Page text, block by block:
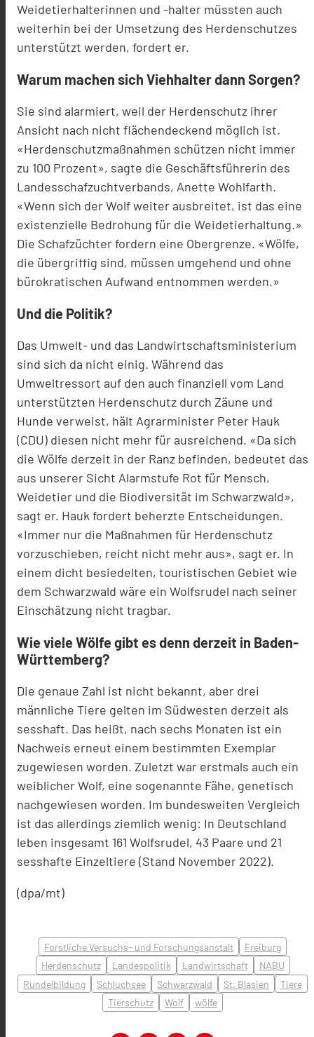
Weidetierhalterinnen und -halter müssten auch
weiterhin bei der Umsetzung des Herdenschutzes
unterstützt werden, fordert er.
Warum machen sich Viehhalter dann Sorgen?
Sie sind alarmiert, weil der Herdenschutz ihrer
Ansicht nach nicht flächendeckend möglich ist.
«Herdenschutzmaßnahmen schützen nicht immer
zu 100 Prozent», sagte die Geschäftsführerin des
Landesschafzuchtverbands, Anette Wohlfarth.
«Wenn sich der Wolf weiter ausbreitet, ist das eine
existenzielle Bedrohung für die Weidetierhaltung.»
Die Schafzüchter fordern eine Obergrenze. «Wölfe,
die übergriffig sind, müssen umgehend und ohne
bürokratischen Aufwand entnommen werden.»
Und die Politik?
Das Umwelt- und das Landwirtschaftsministerium
sind sich da nicht einig. Während das
Umweltressort auf den auch finanziell vom Land
unterstützten Herdenschutz durch Zäune und
Hunde verweist, hält Agrarminister Peter Hauk
(CDU) diesen nicht mehr für ausreichend. «Da sich
die Wölfe derzeit in der Ranz befinden, bedeutet das
aus unserer Sicht Alarmstufe Rot für Mensch,
Weidetier und die Biodiversität im Schwarzwald»,
sagt er. Hauk fordert beherzte Entscheidungen.
«Immer nur die Maßnahmen für Herdenschutz
vorzuschieben, reicht nicht mehr aus», sagt er. In
einem dicht besiedelten, touristischen Gebiet wie
dem Schwarzwald wäre ein Wolfsrudel nach seiner
Einschätzung nicht tragbar.
Wie viele Wölfe gibt es denn derzeit in Baden-
Württemberg?
Die genaue Zahl ist nicht bekannt, aber drei
männliche Tiere gelten im Südwesten derzeit als
sesshaft. Das heißt, nach sechs Monaten ist ein
Nachweis erneut einem bestimmten Exemplar
zugewiesen worden. Zuletzt war erstmals auch ein
weiblicher Wolf, eine sogenannte Fähe, genetisch
nachgewiesen worden. Im bundesweiten Vergleich
ist das allerdings ziemlich wenig: In Deutschland
leben insgesamt 161 Wolfsrudel, 43 Paare und 21
sesshafte Einzeltiere (Stand November 2022).
(dpa/mt)
Forstliche Versuchs- und Forschungsanstalt
Freiburg
Herdenschutz
Landespolitik Landwirtschaft
NABU
Rundelbildung
Schluchsee Schwarzwald St. Blasien
Tiere
Tierschutz
Wolf wölfe